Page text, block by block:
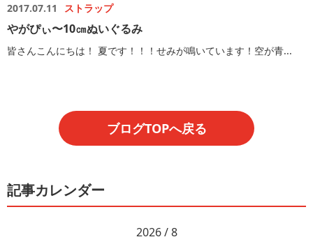
2017.07.11 ストラップ
やがぴぃ〜10㎝ぬいぐるみ
皆さんこんにちは！ 夏です！！！せみが鳴いています！空が青...
ブログTOPへ戻る
記事カレンダー
2026 / 8